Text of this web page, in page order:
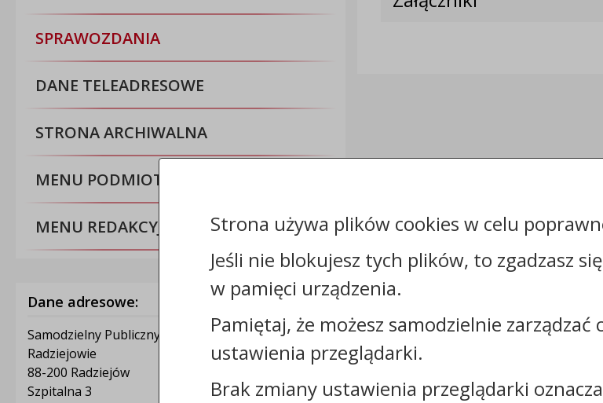
SPRAWOZDANIA
DANE TELEADRESOWE
STRONA ARCHIWALNA
MENU PODMIOTOWE
MENU REDAKCYJNE
Dane adresowe:
Samodzielny Publiczny Zakład Opieki Zdrowotnej w
Radziejowie
88-200 Radziejów
Szpitalna 3
Kontakt:
tel.:+48542856200
e-mail:sekretariat@szpitalradziejow.pl
Strona używa plików cookies w celu
Jeśli nie blokujesz tych plików, to zgadzasz
w pamięci urządzenia.
Pamiętaj, że możesz samodzielnie zarządzać
ustawienia przeglądarki.
Brak zmiany ustawienia przeglądarki